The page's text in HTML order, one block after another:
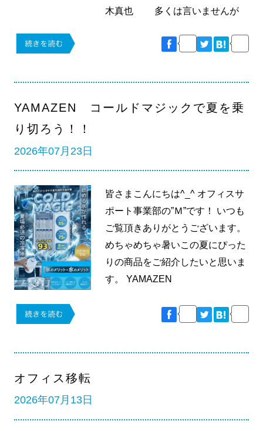
木真也 多くは言いませんが
YAMAZEN コールドマジックで夏を乗
り切ろう！！
2026年07月23日
皆さまこんにちは^_^ オフィスサ
ポート事業部の”Ｍ”です！ いつも
ご覧頂きありがとうございます。
めちゃめちゃ暑いこの夏にぴった
りの商品をご紹介したいと思いま
す。 YAMAZEN
オフィス移転
2026年07月13日